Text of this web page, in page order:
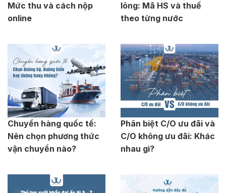
Mức thu và cách nộp
online
lông: Mã HS và thuế
theo từng nước
Chuyển hàng quốc tế:
Nên chọn phương thức
vận chuyển nào?
Phân biệt C/O ưu đãi và
C/O không ưu đãi: Khác
nhau gì?